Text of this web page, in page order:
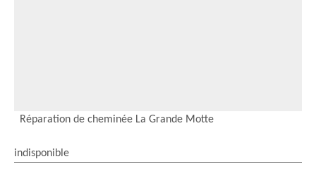
Réparation de cheminée La Grande Motte
indisponible